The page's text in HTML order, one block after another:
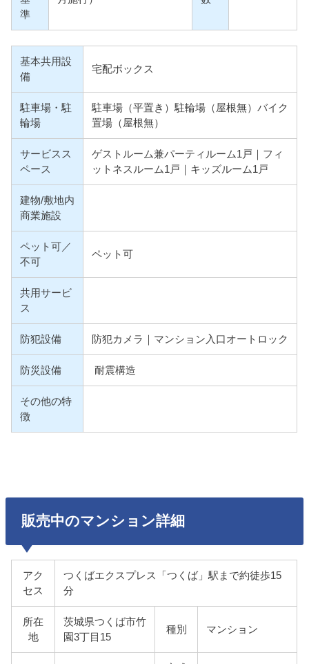
準
基本共用設
備
宅配ボックス
駐車場・駐
輪場
駐車場（平置き）駐輪場（屋根無）バイク
置場（屋根無）
サービスス
ペース
ゲストルーム兼パーティルーム1戸｜フィ
ットネスルーム1戸｜キッズルーム1戸
建物/敷地内
商業施設
ペット可／
不可
ペット可
共用サービ
ス
防犯設備 防犯カメラ｜ マンション入口オートロック
防災設備 耐震構造
その他の特
徴
販売中のマンション詳細
アク
セス
つくばエクスプレス「つくば」駅まで約徒歩15
分
所在
地
茨城県つくば市竹
園3丁目15
種別 マンション